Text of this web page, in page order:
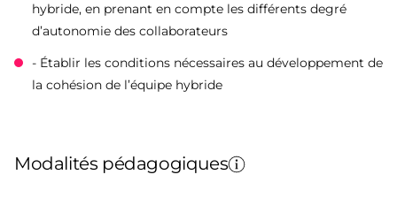
hybride, en prenant en compte les différents degré
d’autonomie des collaborateurs
- Établir les conditions nécessaires au développement de
la cohésion de l’équipe hybride
Modalités pédagogiques